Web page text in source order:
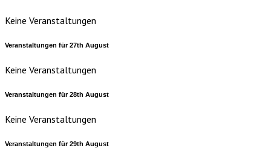
Keine Veranstaltungen
Veranstaltungen für27th August
Keine Veranstaltungen
Veranstaltungen für28th August
Keine Veranstaltungen
Veranstaltungen für29th August